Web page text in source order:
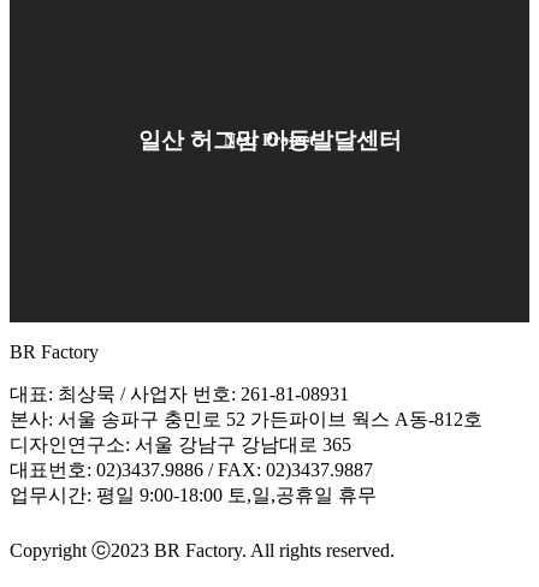
Next Project
일산 허그맘 아동발달센터
BR Factory
대표: 최상묵 / 사업자 번호: 261-81-08931
본사: 서울 송파구 충민로 52 가든파이브 웍스 A동-812호
디자인연구소: 서울 강남구 강남대로 365
대표번호: 02)3437.9886 / FAX: 02)3437.9887
업무시간: 평일 9:00-18:00 토,일,공휴일 휴무
Copyright ⓒ2023 BR Factory. All rights reserved.